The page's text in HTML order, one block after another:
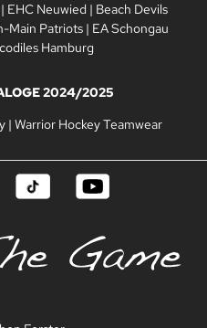
| EHC Neuwied | Beach Devils
Main Patriots| EA Schongau
Hamburg
2024/2025
| Warrior Hockey Teamwear